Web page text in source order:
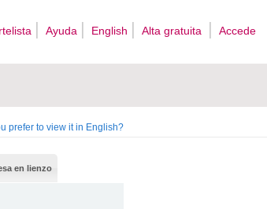
Ayuda English Alta gratuita Accede
prefer to view it in English?
en lienzo